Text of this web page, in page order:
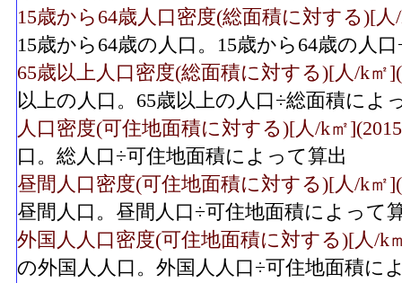
15歳から64歳人口密度(総面積に対する)[人
15歳から64歳の人口。15歳から64歳の人
65歳以上人口密度(総面積に対する)[人/k㎡
以上の人口。65歳以上の人口÷総面積によ
人口密度(可住地面積に対する)[人/k㎡
口。総人口÷可住地面積によって算出
昼間人口密度(可住地面積に対する)[人/k㎡
昼間人口。昼間人口÷可住地面積によって
外国人人口密度(可住地面積に対する)[人/k
の外国人人口。外国人人口÷可住地面積に